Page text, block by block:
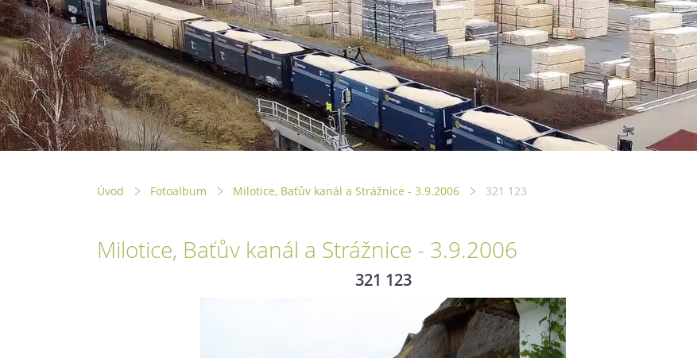
Úvod Fotoalbum Milotice, Baťův kanál a Strážnice - 3.9.2006 321 123
Milotice, Baťův kanál a Strážnice - 3.9.2006
321 123